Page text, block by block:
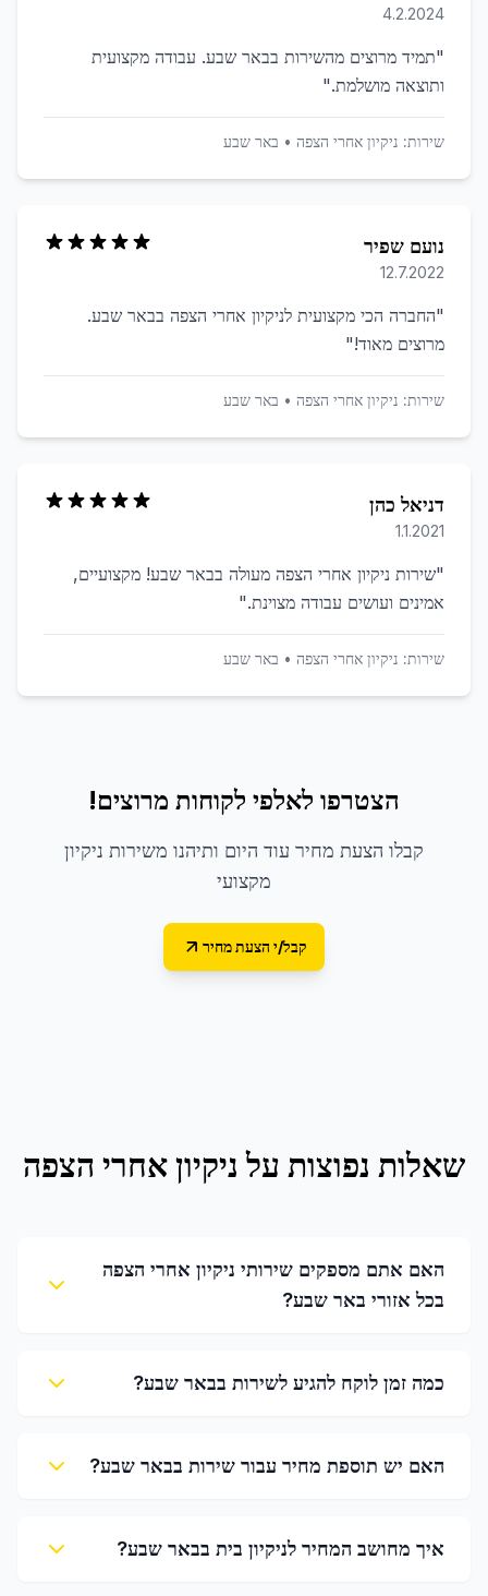
4.2.2024
"תמיד מרוצים מהשירות בבאר שבע. עבודה מקצועית
ותוצאה מושלמת."
שירות: ניקיון אחרי הצפה • באר שבע
נועם שפיר
12.7.2022
"החברה הכי מקצועית לניקיון אחרי הצפה בבאר שבע.
מרוצים מאוד!"
שירות: ניקיון אחרי הצפה • באר שבע
דניאל כהן
1.1.2021
"שירות ניקיון אחרי הצפה מעולה בבאר שבע! מקצועיים,
אמינים ועושים עבודה מצוינת."
שירות: ניקיון אחרי הצפה • באר שבע
הצטרפו לאלפי לקוחות מרוצים!
קבלו הצעת מחיר עוד היום ותיהנו משירות ניקיון
מקצועי
קבל/י הצעת מחיר
שאלות נפוצות על ניקיון אחרי הצפה
האם אתם מספקים שירותי ניקיון אחרי הצפה
בכל אזורי באר שבע?
כמה זמן לוקח להגיע לשירות בבאר שבע?
האם יש תוספת מחיר עבור שירות בבאר שבע?
איך מחושב המחיר לניקיון בית בבאר שבע?